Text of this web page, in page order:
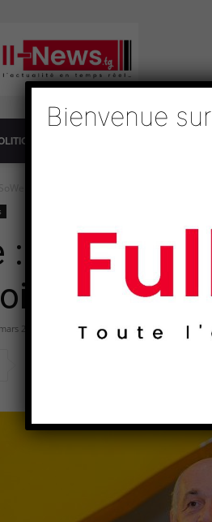
News
: le
de la
2025
Bienvenue